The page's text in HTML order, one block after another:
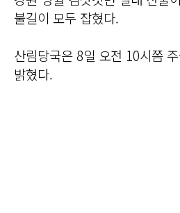
불길이 모두 잡혔다.
산림당국은 8일 오전 10시쯤
밝혔다.